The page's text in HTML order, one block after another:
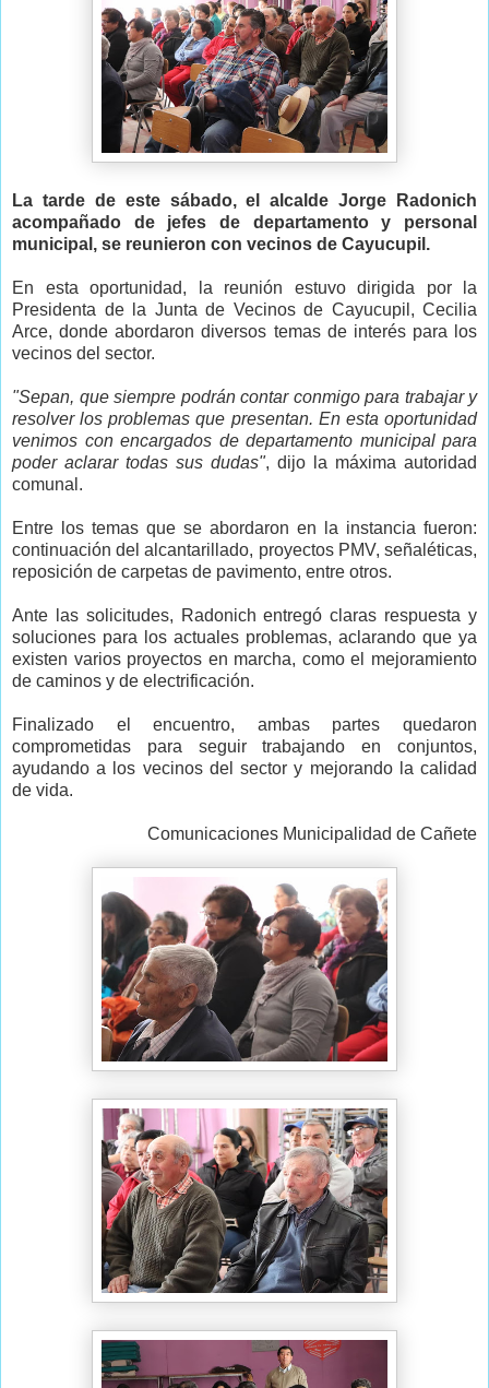
La tarde de este sábado, el alcalde Jorge Radonich
acompañado de jefes de departamento y personal
municipal, se reunieron con vecinos de Cayucupil.
En esta oportunidad, la reunión estuvo dirigida por la
Presidenta de la Junta de Vecinos de Cayucupil, Cecilia
Arce, donde abordaron diversos temas de interés para los
vecinos del sector.
"Sepan, que siempre podrán contar conmigo para trabajar y
resolver los problemas que presentan. En esta oportunidad
venimos con encargados de departamento municipal para
poder aclarar todas sus dudas", dijo la máxima autoridad
comunal.
Entre los temas que se abordaron en la instancia fueron:
continuación del alcantarillado, proyectos PMV, señaléticas,
reposición de carpetas de pavimento, entre otros.
Ante las solicitudes, Radonich entregó claras respuesta y
soluciones para los actuales problemas, aclarando que ya
existen varios proyectos en marcha, como el mejoramiento
de caminos y de electrificación.
Finalizado el encuentro, ambas partes quedaron
comprometidas para seguir trabajando en conjuntos,
ayudando a los vecinos del sector y mejorando la calidad
de vida.
Comunicaciones Municipalidad de Cañete